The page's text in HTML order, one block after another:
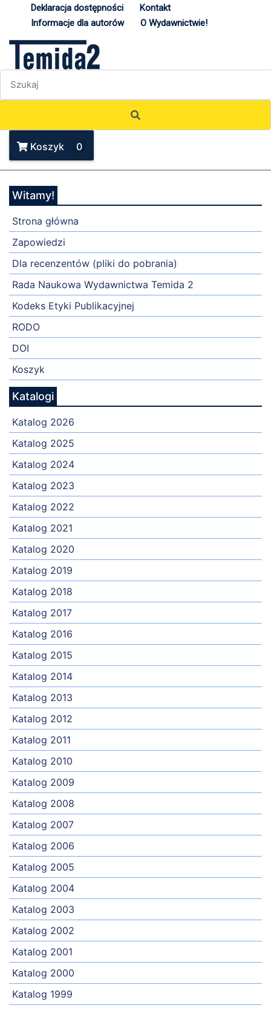
Deklaracja dostępności
Kontakt
Informacje dla autorów
O Wydawnictwie!
Koszyk 0
Witamy!
Strona główna
Zapowiedzi
Dla recenzentów (pliki do pobrania)
Rada Naukowa Wydawnictwa Temida 2
Kodeks Etyki Publikacyjnej
RODO
DOI
Koszyk
Katalogi
Katalog 2026
Katalog 2025
Katalog 2024
Katalog 2023
Katalog 2022
Katalog 2021
Katalog 2020
Katalog 2019
Katalog 2018
Katalog 2017
Katalog 2016
Katalog 2015
Katalog 2014
Katalog 2013
Katalog 2012
Katalog 2011
Katalog 2010
Katalog 2009
Katalog 2008
Katalog 2007
Katalog 2006
Katalog 2005
Katalog 2004
Katalog 2003
Katalog 2002
Katalog 2001
Katalog 2000
Katalog 1999